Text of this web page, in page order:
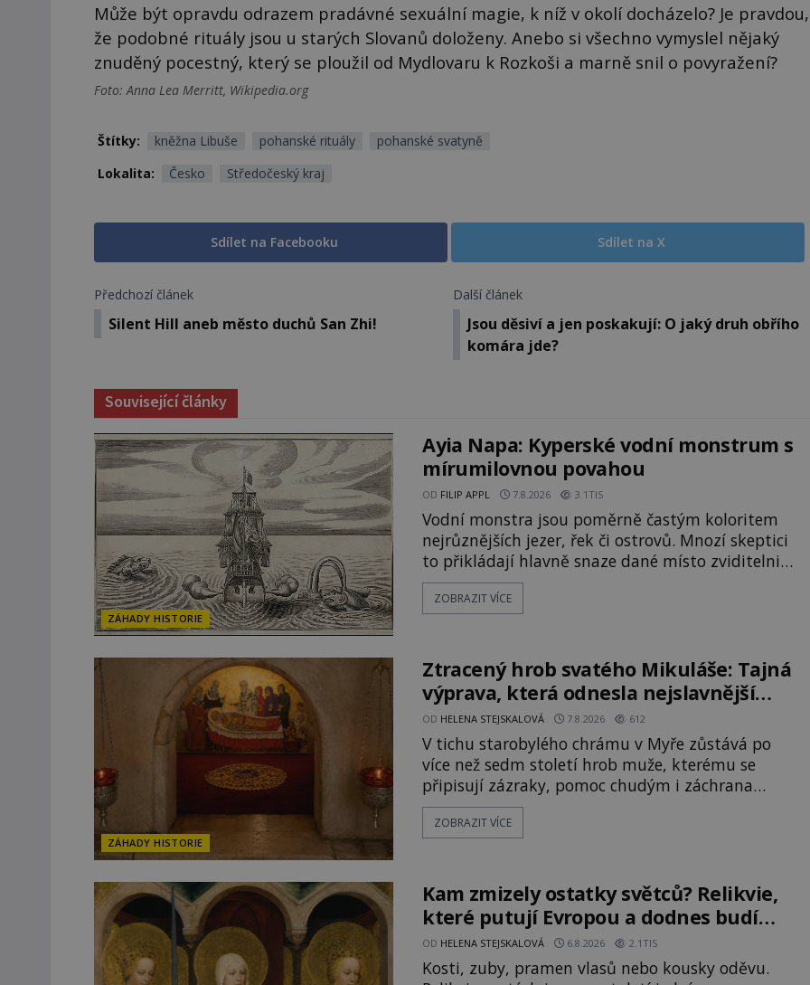
Může být opravdu odrazem pradávné sexuální magie, k níž v okolí docházelo? Je pravdou,
že podobné rituály jsou u starých Slovanů doloženy. Anebo si všechno vymyslel nějaký
znuděný pocestný, který se ploužil od Mydlovaru k Rozkoši a marně snil o povyražení?
Foto: Anna Lea Merritt, Wikipedia.org
Štítky: kněžna Libuše pohanské rituály
pohanské svatyně
Lokalita:
Česko Středočeský kraj
Sdílet na Facebooku Sdílet na X
Předchozí článek
Silent Hill aneb město duchů San Zhi!
Další článek
Jsou děsiví a jen poskakují: O jaký druh obřího
komára jde?
Související články
ZÁHADY HISTORIE
Ayia Napa: Kyperské vodní monstrum s
mírumilovnou povahou
OD FILIP APPL 7.8.2026 3.1TIS
Vodní monstra jsou poměrně častým koloritem
nejrůznějších jezer, řek či ostrovů. Mnozí skeptici
to přikládají hlavně snaze dané místo zviditelnit
a přitáhnout k němu pozornost záhadám
nakloněných turistů. Je to také případ
pravdivý základ? V blízkosti Mysu Greco, jak se
přez
ZOBRAZIT VÍCE
ZÁHADY HISTORIE
Ztracený hrob svatého Mikuláše: Tajná
výprava, která odnesla nejslavnější
relikvii do Itálie
OD HELENA STEJSKALOVÁ 7.8.2026 612
V tichu starobylého chrámu v Myře zůstává po
více než sedm století hrob muže, kterému se
připisují zázraky, pomoc chudým i záchrana
námořníků v bouřích. Pak ale přichází rok 1087 a
klidné místo se mění v dějiště podivné noční
moře do Bari. Je to zbožná záchrana před
nebezpečím, nebo promyšlená krádež,
ZOBRAZIT VÍCE
Kam zmizely ostatky světců? Relikvie,
které putují Evropou a dodnes budí
úžas
OD HELENA STEJSKALOVÁ 6.8.2026 2.1TIS
Kosti, zuby, pramen vlasů nebo kousky oděvu.